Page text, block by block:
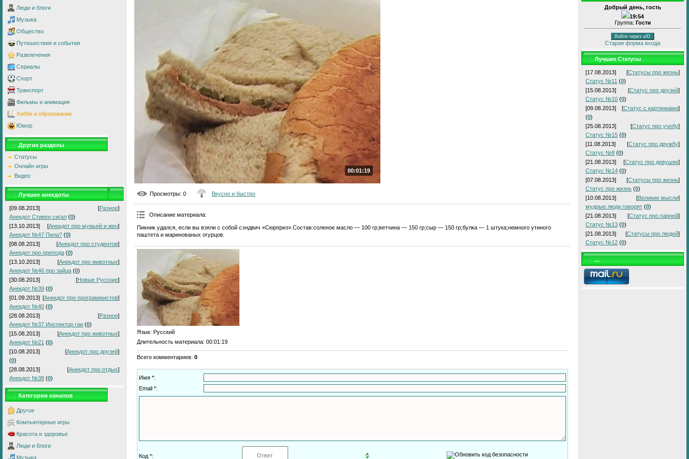
Люди и блоги
Музыка
Общество
Путешествия и события
Развлечения
Сериалы
Спорт
Транспорт
Фильмы и анимация
Хобби и образование
Юмор
Другие разделы
Статусы
Онлайн игры
Видео
Лучшие анекдоты
[09.08.2013] [Разное]
Анекдот Стивен сигал (0)
[13.10.2013]
[Анекдот про мужьей и жен]
Анекдот №47 Пила? (0)
[08.08.2013]
[Анекдот про студентов]
Анекдот про препода (0)
[13.10.2013]
[Анекдот про животных]
Анекдот №46 про зайца (0)
[30.08.2013]
[Новые Русские]
Анекдот №39 (0)
[01.09.2013] [Анекдот про программистов]
Анекдот №40 (0)
[28.08.2013]
[Разное]
Анекдот №37 Инспектор гаи (0)
[15.08.2013]
[Анекдот про животных]
Анекдот №21 (0)
[10.08.2013]
[Анекдот про друзей]
(0)
[28.08.2013]
[Анекдот про отдых]
Анекдот №38 (0)
Категории каналов
Другое
Компьютерные игры
Красота и здоровье
Люди и блоги
Музыка
00:01:19
Просмотры: 0 Вкусно и быстро
Описание материала:
Пикник удался, если вы взяли с собой сэндвич «Сюрприз».Состав:соленое масло — 100 гр;ветчина — 150 гр;сыр — 150 гр;булка — 1 штука;немного утиного
паштета и маринованых огурцов.
Язык: Русский
Длительность материала: 00:01:19
Всего комментариев: 0
Имя *:
Email *:
Код *:
Добрый день, гость
19:54
Группа: Гости
Войти через uID
Старая форма входа
Лучшие Статусы
[17.08.2013] [Статусы про жизнь]
Статус №11 (0)
[15.08.2013]
[Статус про друзей]
Статус №10 (0)
[09.08.2013]
[Статус с картинками]
(0)
[25.08.2013]
[Статус про учебу]
Статус №15 (0)
[11.08.2013]
[Статус про дружбу]
Статус №8 (0)
[21.08.2013]
[Статус про девушек]
Статус №14 (0)
[07.08.2013]
[Статусы про жизнь]
Статус про жизнь (0)
[10.08.2013]
[Великие мысли]
мудрые люди говорят (0)
[21.08.2013]
[Статус про парней]
Статус №13 (0)
[21.08.2013]
[Статусы про людей]
Статус №12 (0)
...